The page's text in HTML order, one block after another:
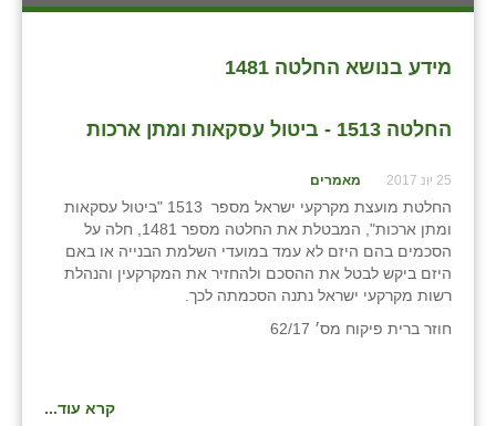
מידע בנושא החלטה 1481
החלטה 1513 - ביטול עסקאות ומתן ארכות
25 יונ 2017 מאמרים
החלטת מועצת מקרקעי ישראל מספר 1513 "ביטול עסקאות
ומתן ארכות", המבטלת את החלטה מספר 1481, חלה על
הסכמים בהם היזם לא עמד במועדי השלמת הבנייה או באם
היזם ביקש לבטל את ההסכם ולהחזיר את המקרקעין והנהלת
רשות מקרקעי ישראל נתנה הסכמתה לכך.
חוזר ברית פיקוח מס׳ 62/17
קרא עוד...
חברי מזכירות האיחוד החקלאי
אילניה
ביתן אהרון
בן נון
בני נצרים
בני ציון
לוח אירועים